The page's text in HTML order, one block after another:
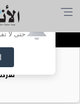
حتى لا
حقل